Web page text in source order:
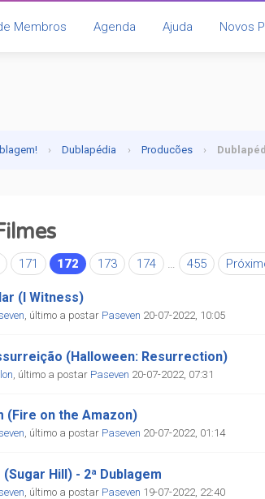
Membros Agenda Ajuda Novos
› Dublapédia › Producões ›
171 172 173 174 … 455
(I Witness)
, último a postar Paseven 20-07-2022, 10:05
(Halloween: Resurrection)
, último a postar Paseven 20-07-2022, 07:31
(Fire on the Amazon)
, último a postar Paseven 20-07-2022, 01:14
Hill) - 2ª Dublagem
, último a postar Paseven 19-07-2022, 22:40